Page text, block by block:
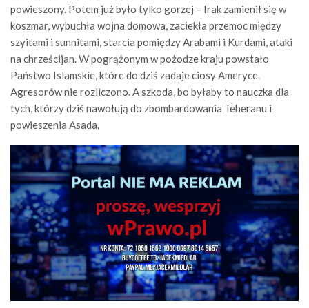
powieszony. Potem już było tylko gorzej – Irak zamienił się w
koszmar, wybuchła wojna domowa, zaciekła przemoc między
szyitami i sunnitami, starcia pomiędzy Arabami i Kurdami, ataki
na chrześcijan. W pogrążonym w pożodze kraju powstało
Państwo Islamskie, które do dziś zadaje ciosy Ameryce.
Agresorów nie rozliczono. A szkoda, bo byłaby to nauczka dla
tych, którzy dziś nawołują do zbombardowania Teheranu i
powieszenia Asada.